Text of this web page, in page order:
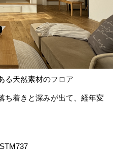
る天然素材のフロア
ち着きと深みが出て、経年変